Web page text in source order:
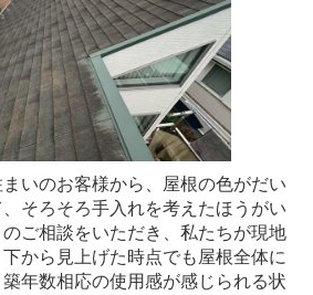
いのお客様から、屋根の色がだい
そろそろ手入れを考えたほうがい
ご相談をいただき、私たちが現地
から見上げた時点でも屋根全体に
年数相応の使用感が感じられる状